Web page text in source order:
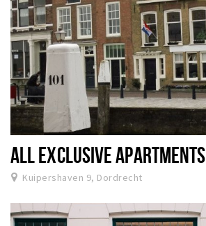
ALL EXCLUSIVE APARTMENTS
Kuipershaven 9, Dordrecht